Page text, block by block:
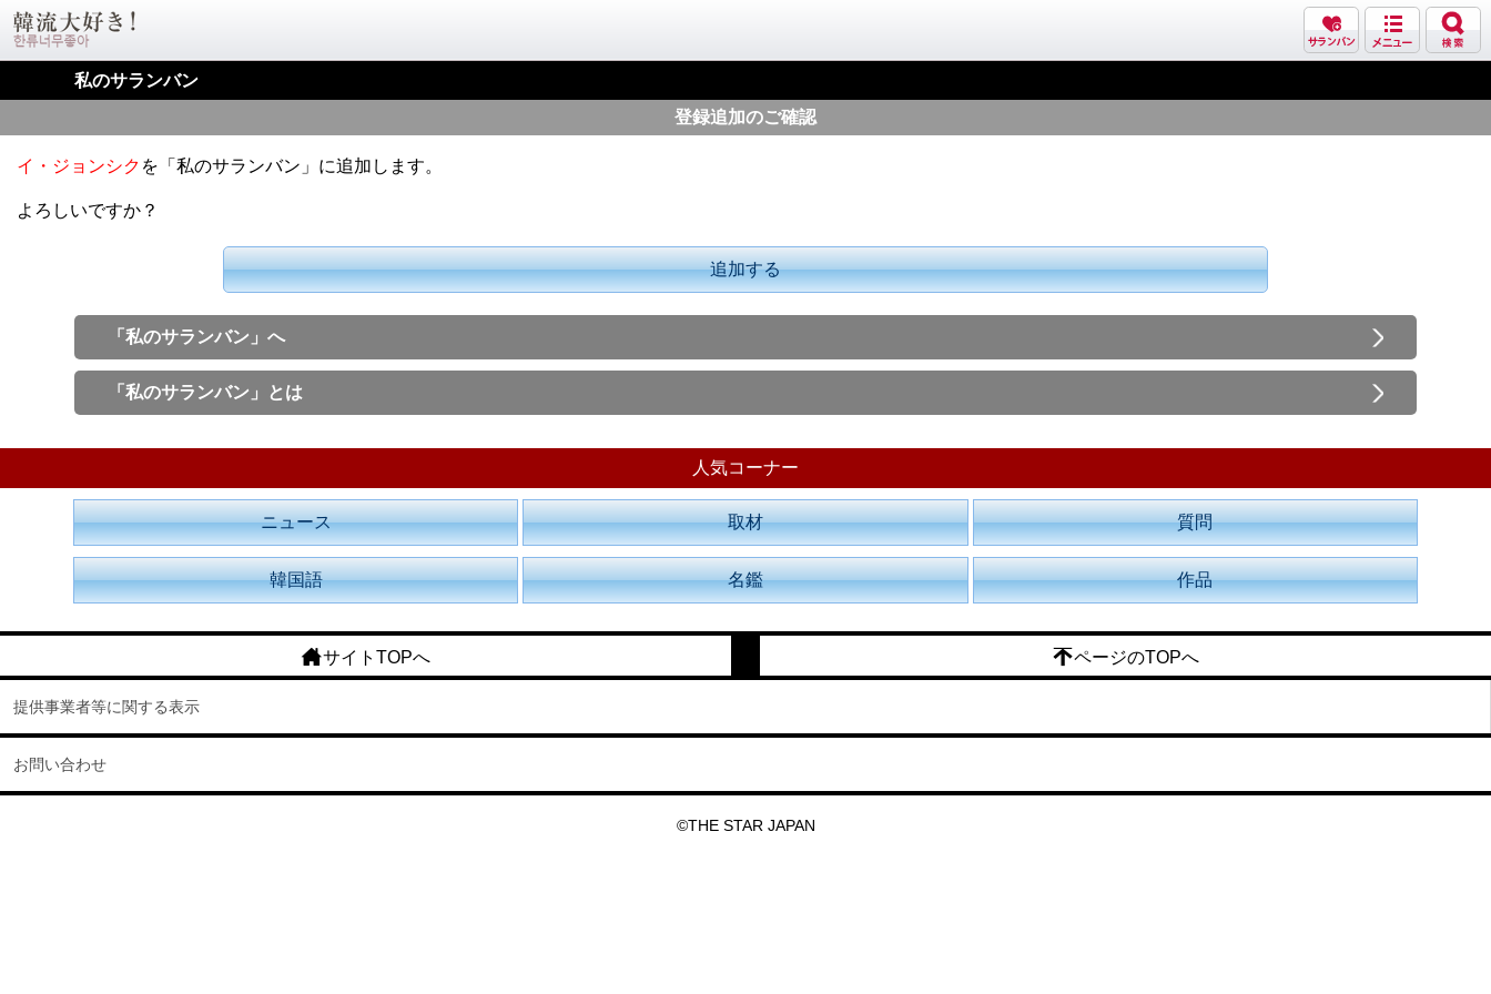
私のサランバン
登録追加のご確認
イ・ジョンシク を「私のサランバン」に追加します。
よろしいですか？
追加する
「私のサランバン」へ
「私のサランバン」とは
人気コーナー
ニュース 取材 質問
韓国語 名鑑 作品
サイトTOPへ ページのTOPへ
提供事業者等に関する表示
お問い合わせ
©THE STAR JAPAN